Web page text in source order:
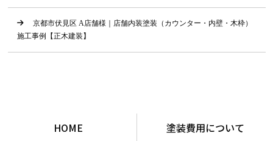
京都市伏見区 A店舗様｜店舗内装塗装（カウンター・内壁・木枠）
施工事例【正木建装】
HOME
塗装費用について